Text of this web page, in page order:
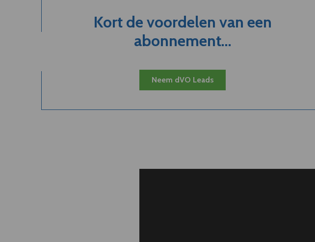
Kort de voordelen van een
abonnement...
Neem dVO Leads